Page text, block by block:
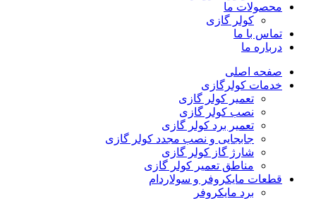
محصولات ما
کولر گازی
تماس با ما
درباره ما
صفحه اصلی
خدمات کولرگازی
تعمیر کولر گازی
نصب کولر گازی
تعمیر برد کولر گازی
جابجایی و نصب مجدد کولر گازی
شارژ گاز کولر گازی
مناطق تعمیر کولر گازی
قطعات مایکروفر و سولاردام
برد مایکروفر